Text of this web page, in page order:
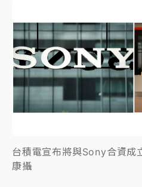
獨家｜ 和欣客運總裁逝世
腳鐐提前奔靈堂畫面曝
處置制度大變革！ 證交所
數與撮合時間
才續任就飛美國大學面試
到來時引起我的好奇
地午後雷雨
台積電宣布將與Sony合資成
康攝